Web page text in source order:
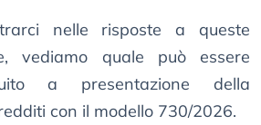
nelle risposte a queste
vediamo quale può essere
a presentazione della
con il modello 730/2026.